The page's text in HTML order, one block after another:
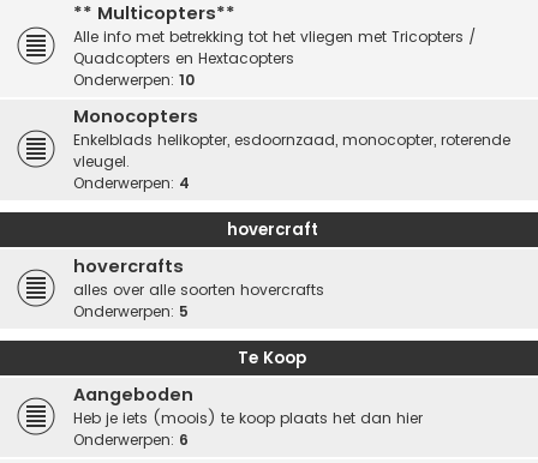
** Multicopters**
Alle info met betrekking tot het vliegen met Tricopters /
Quadcopters en Hextacopters
Onderwerpen: 10
Monocopters
Enkelblads helikopter, esdoornzaad, monocopter, roterende
vleugel.
Onderwerpen: 4
hovercraft
hovercrafts
alles over alle soorten hovercrafts
Onderwerpen: 5
Te Koop
Aangeboden
Heb je iets (moois) te koop plaats het dan hier
Onderwerpen: 6